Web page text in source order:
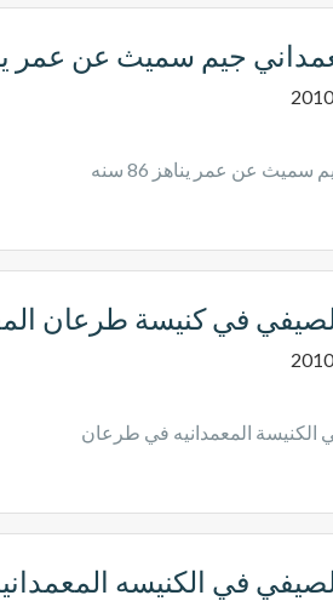
جيم سميث عن عمر يناهز
عن عمر يناهز 86 سنه
في كنيسة طرعان
المعمدانيه في طرعان
في الكنيسه